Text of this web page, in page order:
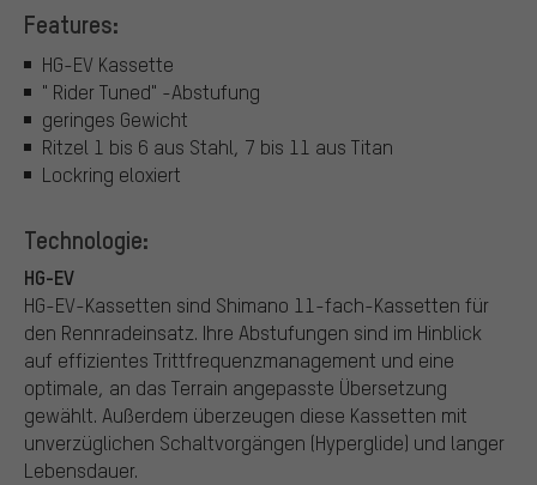
Features:
HG-EV Kassette
" Rider Tuned" -Abstufung
geringes Gewicht
Ritzel 1 bis 6 aus Stahl, 7 bis 11 aus Titan
Lockring eloxiert
Technologie:
HG-EV
HG-EV-Kassetten sind Shimano 11-fach-Kassetten für
den Rennradeinsatz. Ihre Abstufungen sind im Hinblick
auf effizientes Trittfrequenzmanagement und eine
optimale, an das Terrain angepasste Übersetzung
gewählt. Außerdem überzeugen diese Kassetten mit
unverzüglichen Schaltvorgängen (Hyperglide) und langer
Lebensdauer.